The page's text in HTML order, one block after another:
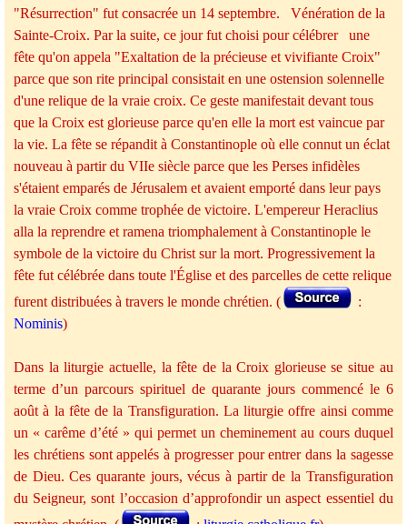
"Résurrection" fut consacrée un 14 septembre. Vénération de la
Sainte-Croix. Par la suite, ce jour fut choisi pour célébrer une
fête qu'on appela "Exaltation de la précieuse et vivifiante Croix"
parce que son rite principal consistait en une ostension solennelle
d'une relique de la vraie croix. Ce geste manifestait devant tous
que la Croix est glorieuse parce qu'en elle la mort est vaincue par
la vie. La fête se répandit à Constantinople où elle connut un éclat
nouveau à partir du VIIe siècle parce que les Perses infidèles
s'étaient emparés de Jérusalem et avaient emporté dans leur pays
la vraie Croix comme trophée de victoire. L'empereur Heraclius
alla la reprendre et ramena triomphalement à Constantinople le
symbole de la victoire du Christ sur la mort. Progressivement la
fête fut célébrée dans toute l'Église et des parcelles de cette relique
furent distribuées à travers le monde chrétien. (
:
Nominis)
Dans la liturgie actuelle, la fête de la Croix glorieuse se situe au
terme d’un parcours spirituel de quarante jours commencé le 6
août à la fête de la Transfiguration. La liturgie offre ainsi comme
un « carême d’été » qui permet un cheminement au cours duquel
les chrétiens sont appelés à progresser pour entrer dans la sagesse
de Dieu. Ces quarante jours, vécus à partir de la Transfiguration
du Seigneur, sont l’occasion d’approfondir un aspect essentiel du